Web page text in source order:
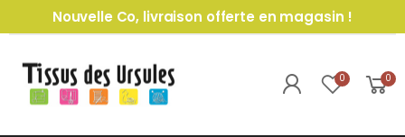
Nouvelle Co, livraison offerte en magasin !
0 0